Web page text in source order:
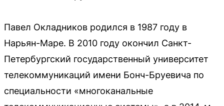
Павел Окладников родился в 1987 году в
Нарьян-Маре. В 2010 году окончил Санкт-
Петербургский государственный университет
телекоммуникаций имени Бонч-Бруевича по
специальности «многоканальные